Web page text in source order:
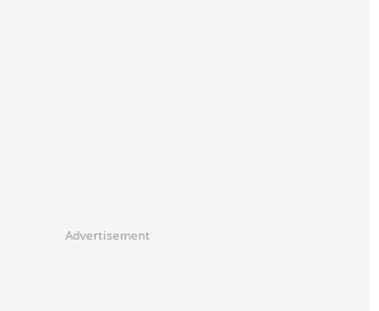
Advertisement